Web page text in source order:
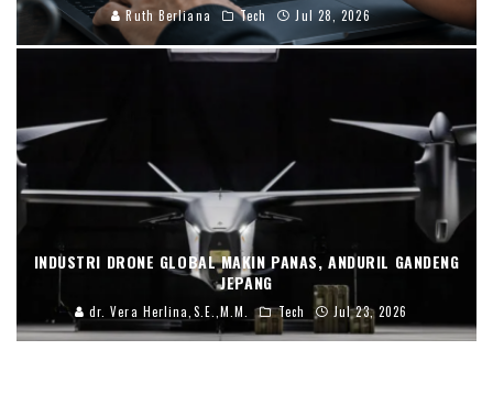
Ruth Berliana Tech Jul 28, 2026
INDUSTRI DRONE GLOBAL MAKIN PANAS, ANDURIL GANDENG
JEPANG
dr. Vera Herlina,S.E.,M.M. Tech Jul 23, 2026